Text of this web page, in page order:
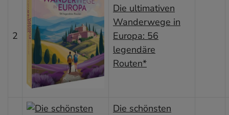
2
Die ultimativen
Wanderwege in
Europa: 56
legendäre
Routen*
Die schönsten